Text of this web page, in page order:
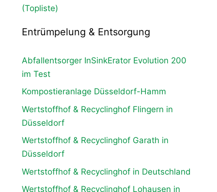
(Topliste)
Entrümpelung & Entsorgung
Abfallentsorger InSinkErator Evolution 200
im Test
Kompostieranlage Düsseldorf-Hamm
Wertstoffhof & Recyclinghof Flingern in
Düsseldorf
Wertstoffhof & Recyclinghof Garath in
Düsseldorf
Wertstoffhof & Recyclinghof in Deutschland
Wertstoffhof & Recyclinghof Lohausen in